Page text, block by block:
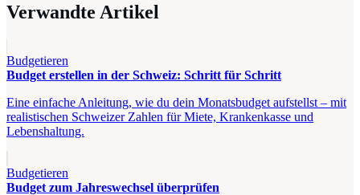
Verwandte Artikel
Budgetieren
Budget erstellen in der Schweiz: Schritt für Schritt
Eine einfache Anleitung, wie du dein Monatsbudget aufstellst – mit
realistischen Schweizer Zahlen für Miete, Krankenkasse und
Lebenshaltung.
Budgetieren
Budget zum Jahreswechsel überprüfen